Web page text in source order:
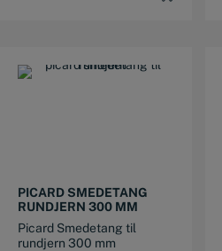
PICARD SMEDETANG
RUNDJERN 300 MM
Picard Smedetang til
rundjern 300 mm